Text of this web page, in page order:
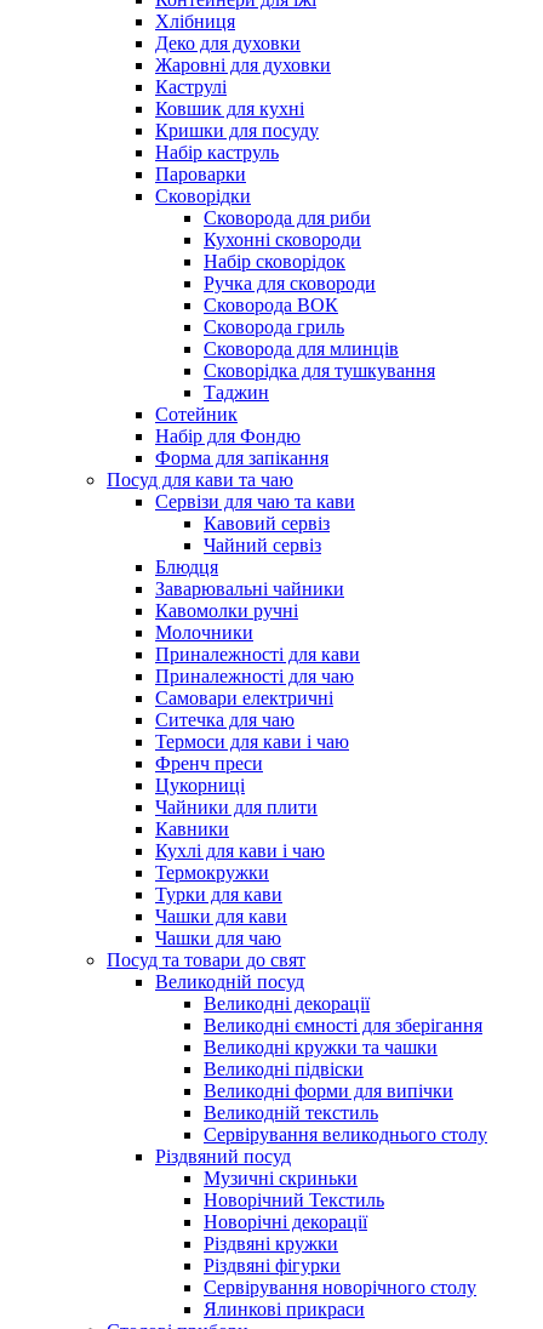
Хлібниця
Деко для духовки
Жаровні для духовки
Каструлі
Ковшик для кухні
Кришки для посуду
Набір каструль
Пароварки
Сковорідки
Сковорода для риби
Кухонні сковороди
Набір сковорідок
Ручка для сковороди
Сковорода ВОК
Сковорода гриль
Сковорода для млинців
Сковорідка для тушкування
Таджин
Сотейник
Набір для Фондю
Форма для запікання
Посуд для кави та чаю
Сервізи для чаю та кави
Кавовий сервіз
Чайний сервіз
Блюдця
Заварювальні чайники
Кавомолки ручні
Молочники
Приналежності для кави
Приналежності для чаю
Самовари електричні
Ситечка для чаю
Термоси для кави і чаю
Френч преси
Цукорниці
Чайники для плити
Кавники
Кухлі для кави і чаю
Термокружки
Турки для кави
Чашки для кави
Чашки для чаю
Посуд та товари до свят
Великодній посуд
Великодні декорації
Великодні ємності для зберігання
Великодні кружки та чашки
Великодні підвіски
Великодні форми для випічки
Великодній текстиль
Сервірування великоднього столу
Різдвяний посуд
Музичні скриньки
Новорічний Текстиль
Новорічні декорації
Різдвяні кружки
Різдвяні фігурки
Сервірування новорічного столу
Ялинкові прикраси